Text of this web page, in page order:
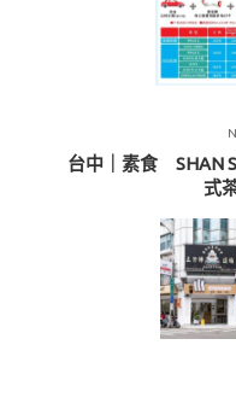
台中｜素食 SHAN
式